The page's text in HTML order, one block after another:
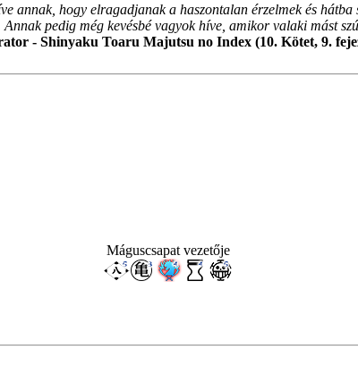
annak, hogy elragadjanak a haszontalan érzelmek és hátba
pedig még kevésbé vagyok híve, amikor valaki mást
- Shinyaku Toaru Majutsu no Index (10. Kötet, 9.
Máguscsapat vezetője